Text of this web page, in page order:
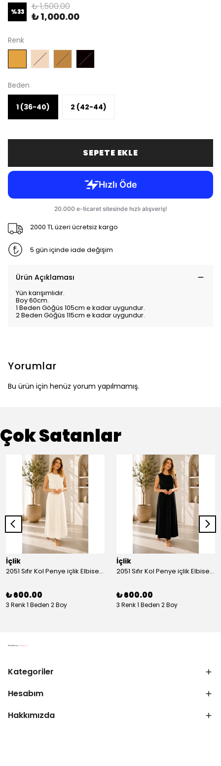
%33 ₺ 1,500.00
₺ 1,000.00
Renk
Beden
1 (36-40) 2 (42-44)
SEPETE EKLE
2000 TL üzeri ücretsiz kargo
5 gün içinde iade değişim
Ürün Açıklaması
Yün karışımlıdır.
Boy 60cm.
1 Beden Göğüs 105cm e kadar uygundur.
2 Beden Göğüs 115cm e kadar uygundur.
Yorumlar
Bu ürün için henüz yorum yapılmamış.
Çok Satanlar
İçlik
2051 Sıfır Kol Penye içlik Elbise - Ekru
₺ 600.00
3 Renk 1 Beden 2 Boy
İçlik
2051 Sıfır Kol Penye içlik Elbise - Siyah
₺ 600.00
3 Renk 1 Beden 2 Boy
Kategoriler
Hesabım
Hakkımızda